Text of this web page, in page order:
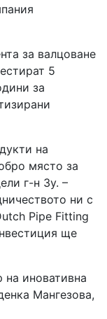
за валцоване
5
за
на
място за
г-н Зу. –
ни с
Pipe Fitting
ще
иновативна
Мангезова,